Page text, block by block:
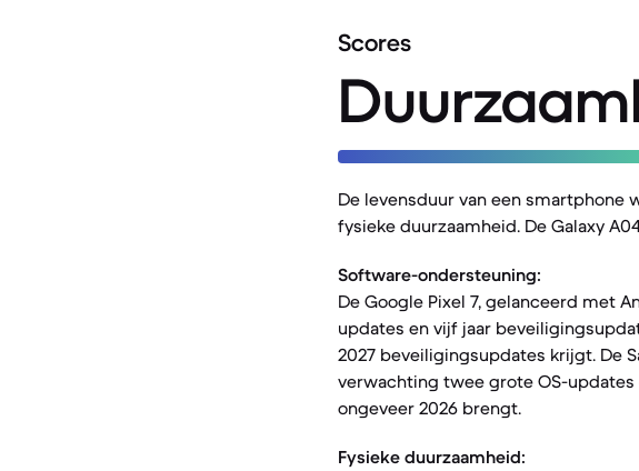
Scores
De levensduur van een
fysieke duurzaamheid. De Galaxy
Software-ondersteuning:
De Google Pixel 7, gelanceerd met
updates en vijf jaar
2027 beveiligingsupdates krijgt. De
verwachting twee grote OS-
ongeveer 2026 brengt.
Fysieke duurzaamheid: